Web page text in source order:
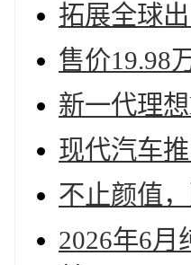
拓展全球
售价19.98
新一代理
现代汽车
不止颜值
2026年6月